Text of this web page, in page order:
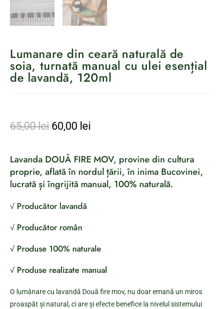
Lumanare din ceară naturală de
soia, turnată manual cu ulei esențial
de lavandă, 120ml
65,00lei 60,00 lei
Lavanda DOUĂ FIRE MOV, provine din cultura
proprie, aflată în nordul țării, în inima Bucovinei,
lucrată și îngrijită manual, 100% naturală.
√ Producător lavandă
√ Producător român
√ Produse 100% naturale
√ Produse realizate manual
O lumânare cu lavandă Două fire mov, nu doar emană un miros
proaspăt și natural, ci are și efecte benefice la nivelul sistemului